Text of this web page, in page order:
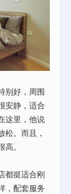
好，周围
安静，适合
这里，他说
松。而且，
。
都挺适合刚
，配套服务